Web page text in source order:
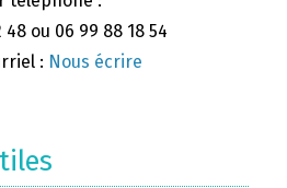
48 ou 06 99 88 18 54
: Nous écrire